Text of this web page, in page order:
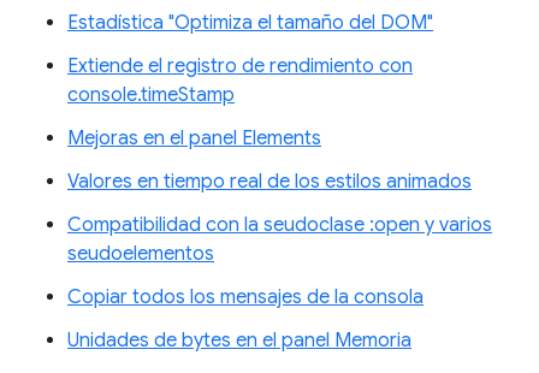
Estadística "Optimiza el tamaño del DOM"
Extiende el registro de rendimiento con
console.timeStamp
Mejoras en el panel Elements
Valores en tiempo real de los estilos animados
Compatibilidad con la seudoclase :open y varios
seudoelementos
Copiar todos los mensajes de la consola
Unidades de bytes en el panel Memoria